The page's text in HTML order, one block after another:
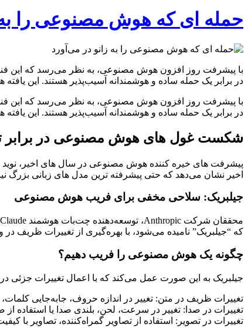
حمله‌ ای که هوش مصنوعی را به
با پیشرفت روز افزون هوش مصنوعی، به نظر می‌رسد که این
در برابر یک حمله ساده و هوشمندانه آسیب‌پذیر هستند. این
با پیشرفت روز افزون هوش مصنوعی، به نظر می‌رسد که این
در برابر یک حمله ساده و هوشمندانه آسیب‌پذیر هستند. این
شکست غول‌ های هوش مصنوعی در برابر
پیشرفت‌ های خیره‌ کننده هوش مصنوعی در سال‌ های اخیر، نوید
اخیر نشان می‌دهد که حتی پیشرفته‌ ترین مدل‌ های زبانی بزرگ
جیلبریک: سلاحی مخفی برای فریب هوش مصنوعی
که “جیلبریک” نامیده می‌شود، با بهره‌گیری از تغییرات ظریف
چگونه یک هوش مصنوعی را فریب دهیم؟
جیلبریک به این صورت عمل می‌کند که با اعمال تغییرات جزئی در
تغییرات ظریف در متن: تغییر در اندازه حروف، جابه‌جایی
تغییرات در صدا: تغییر در سرعت، لحن، بلندی صدا یا استفاده
تغییرات در تصویر: استفاده از تصاویر گمراه‌کننده، تصاویر با